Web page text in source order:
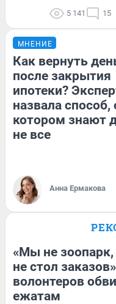
5 141 15
МНЕНИЕ
Как вернуть
после закрытия
ипотеки?
назвала способ,
котором знают
не все
Анна Ермакова
«Мы не зоопарк,
не стол
волонтеров
ежатам